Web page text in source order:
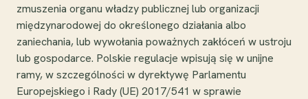
zmuszenia organu władzy publicznej lub organizacji
międzynarodowej do określonego działania albo
zaniechania, lub wywołania poważnych zakłóceń w ustroju
lub gospodarce. Polskie regulacje wpisują się w unijne
ramy, w szczególności w dyrektywę Parlamentu
Europejskiego i Rady (UE) 2017/541 w sprawie